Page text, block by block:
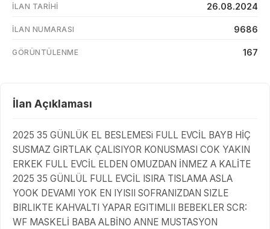
İLAN TARIHI 26.08.2024
İLAN NUMARASI 9686
GÖRÜNTÜLENME 167
İlan Açıklaması
2025 35 GÜNLÜK EL BESLEMESi FULL EVCİL BAYB HİÇ
SUSMAZ GIRTLAK ÇALISIYOR KONUSMASI COK YAKIN
ERKEK FULL EVCİL ELDEN OMUZDAN İNMEZ A KALİTE
2025 35 GÜNLÜL FULL EVCİL ISIRA TISLAMA ASLA
YOOK DEVAMI YOK EN IYISII SOFRANIZDAN SIZLE
BIRLIKTE KAHVALTI YAPAR EGITIMLII BEBEKLER SCR:
WF MASKELİ BABA ALBİNO ANNE MUSTASYON